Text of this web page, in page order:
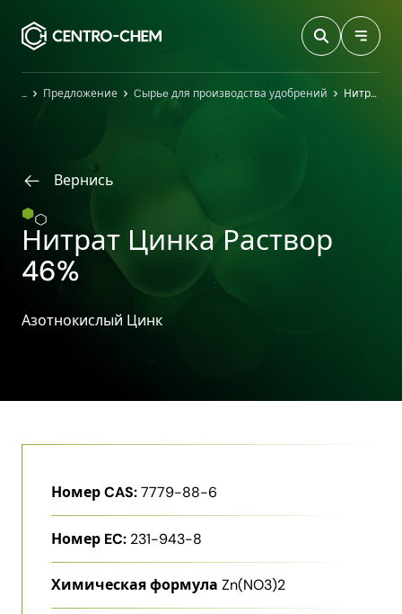
ГлавнаяПредложение Cырьe для производства удобрений Нитрат Цинка Раствор 46%
Вернись
Нитрат Цинка Раствор
46%
Азотнокислый Цинк
Номер CAS:7779-88-6
Номер EC: 231-943-8
Химическая формула Zn(NO3)2